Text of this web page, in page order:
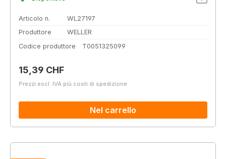
Articolo n.
WL27197
Produttore
WELLER
Codice produttore
T0051325099
Prezzo normale:
15,39 CHF
Prezzi escl. IVA più costi di spedizione
Nel carrello